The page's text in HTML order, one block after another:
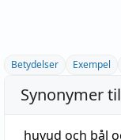
Betydelser Exempel
Synonymer
huvud och bål